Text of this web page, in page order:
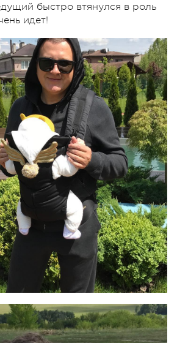
быстро втянулся в роль
идет!